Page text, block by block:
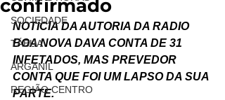
SOCIEDADE
TÁBUA
ARGANIL
REGIÃO CENTRO
confirmado
NOTÍCIA DA AUTORIA DA RADIO
BOA NOVA DAVA CONTA DE 31
INFETADOS, MAS PREVEDOR
CONTA QUE FOI UM LAPSO DA SUA
PARTE.